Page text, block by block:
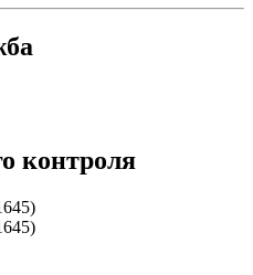
контроля